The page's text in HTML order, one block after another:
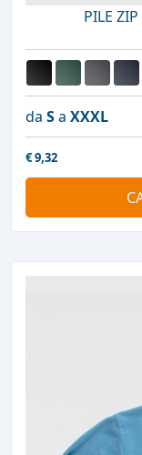
PILE
da Sa XXXL
€9,32